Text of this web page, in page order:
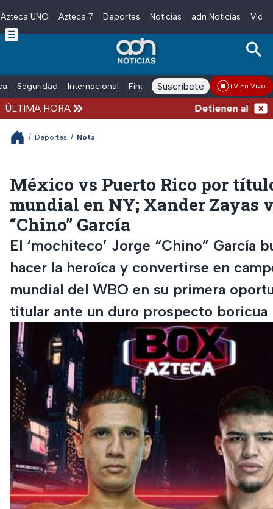
Skip to main content
Azteca UNO Azteca 7 Deportes Noticias adn Noticias
Seguridad Internacional Finanzas adn Noticias Radio
Suscríbete TV En Vivo
ÚLTIMA HORA Detienen al
/ Deportes / Nota
México vs Puerto Rico por
mundial en NY; Xander Zayas
“Chino” García
El ‘mochiteco’ Jorge “Chino” García
hacer la heroíca y convertirse en
mundial del WBO en su primera
titular ante un duro prospecto boricua